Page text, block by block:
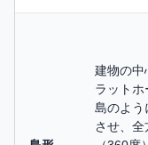
建物の中
ラットホ
島のよう
させ、全